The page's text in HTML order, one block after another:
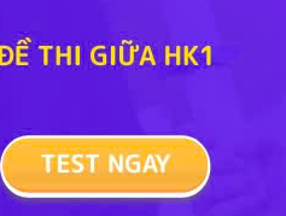
phản ứng với dd iôt.